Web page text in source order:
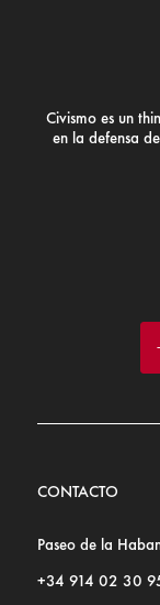
Civismo es un
en la defensa
CONTACTO
Paseo de la
+34 914 02 30